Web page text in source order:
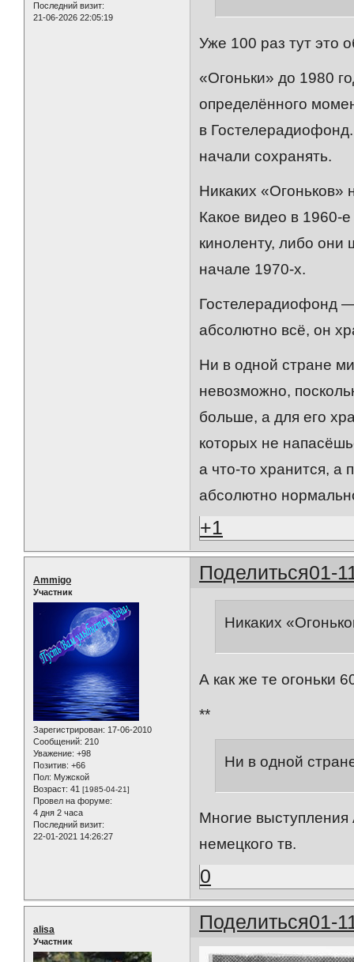
Последний визит:
21-06-2026 22:05:19
Уже 100 раз тут это
«Огоньки» до 1980
определённого
в
начали сохранять.
Никаких «Огоньков»
Какое видео в 1960-
киноленту, либо
начале 1970-х.
Гостелерадиофонд
абсолютно всё, он
Ни в одной стране
невозможно,
больше, а для его
которых не
а что-то хранится, а
абсолютно
+1
Поделиться01-
Ammigo
Участник
Зарегистрирован: 17-06-2010
Сообщений: 210
Уважение: +98
Позитив: +66
Пол: Мужской
Возраст: 41 [1985-04-21]
Провел на форуме:
4 дня 2 часа
Последний визит:
22-01-2021 14:26:27
Никаких
А как же те огоньки
**
Ни в одной
Многие выступления
немецкого тв.
0
Поделиться01-
alisa
Участник